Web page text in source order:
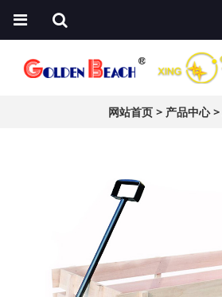
网站首页> 产品中心>